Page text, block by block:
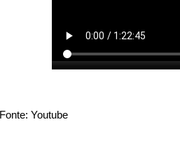
Fonte: Youtube